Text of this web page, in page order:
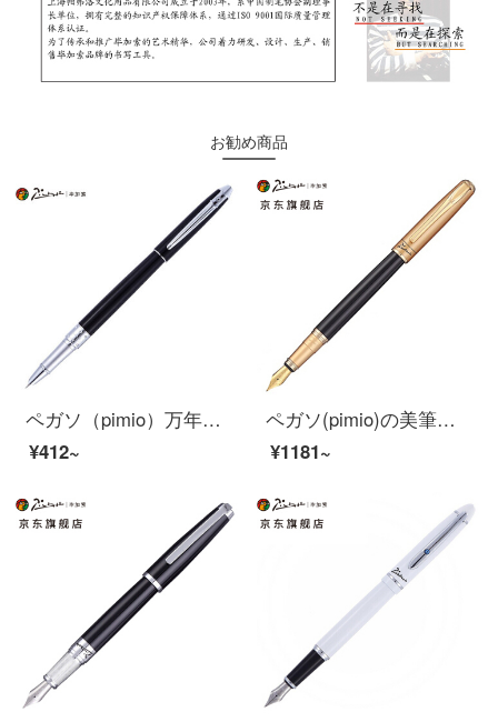
お勧め商品
ペガソ（pimio）万年筆の財務ペンは特に細くて0.38 mmペン先の男性の女史の執務する成人の学生は字のペンのオルタのシリーズの701を訓練しますで暗いです。
¥412~
ペガソ(pimio)の美筆の曲がった先の書道の万年筆の男性の女性の習字の成人の学生はペンの1.0 mmアテネの皇朝のシリーズの906霧の金を使います
¥1181~